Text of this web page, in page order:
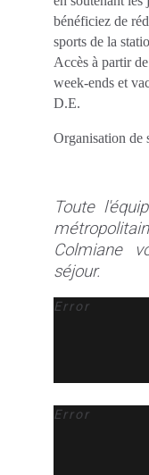
bénéficiez de
sports de la
Accès à partir
week-ends et
D.E.
Organisation de
Toute
Colmiane
séjour.
Error
Error